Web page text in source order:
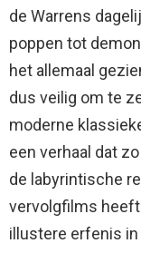
de Warrens
poppen tot
het allemaal
dus veilig om te
moderne
een verhaal dat
de labyrintische
vervolgfilms
illustere erfenis